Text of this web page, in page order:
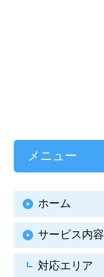
メニュー
ホーム
サービス内容
対応エリア